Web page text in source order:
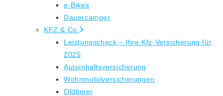
e-Bikes
Dauercamper
KFZ & Co.
Leistungscheck – Ihre Kfz-Versicherung für
2025
Autoinhaltsversicherung
Wohnmobilversicherungen
Oldtimer